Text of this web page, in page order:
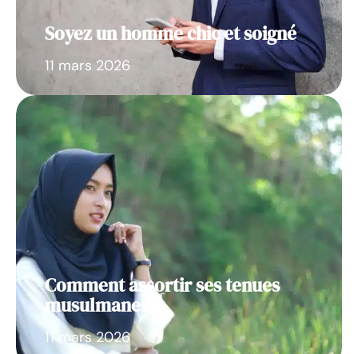
Soyez un homme chic et soigné
11 mars 2026
Comment assortir ses tenues
musulmanes ?
11 mars 2026